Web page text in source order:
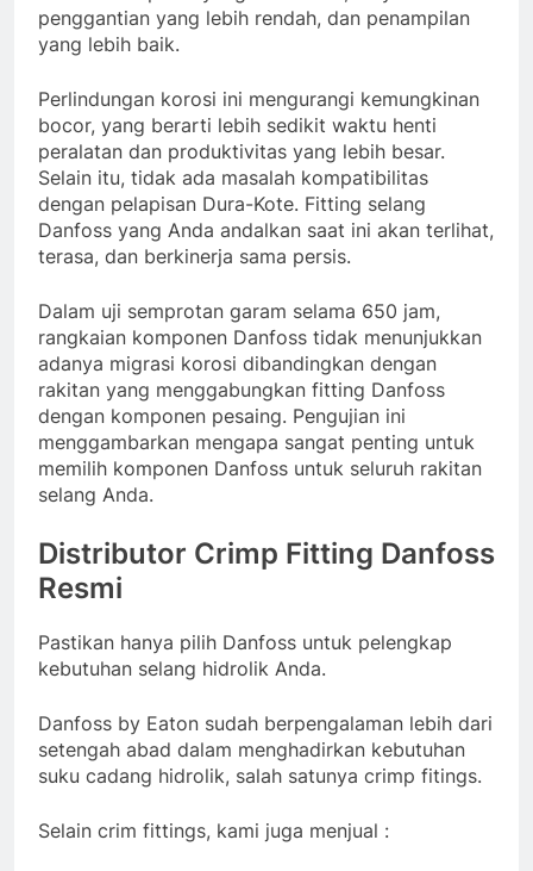
penggantian yang lebih rendah, dan penampilan
yang lebih baik.
Perlindungan korosi ini mengurangi kemungkinan
bocor, yang berarti lebih sedikit waktu henti
peralatan dan produktivitas yang lebih besar.
Selain itu, tidak ada masalah kompatibilitas
dengan pelapisan Dura-Kote. Fitting selang
Danfoss yang Anda andalkan saat ini akan terlihat,
terasa, dan berkinerja sama persis.
Dalam uji semprotan garam selama 650 jam,
rangkaian komponen Danfoss tidak menunjukkan
adanya migrasi korosi dibandingkan dengan
rakitan yang menggabungkan fitting Danfoss
dengan komponen pesaing. Pengujian ini
menggambarkan mengapa sangat penting untuk
memilih komponen Danfoss untuk seluruh rakitan
selang Anda.
Distributor Crimp Fitting Danfoss
Resmi
Pastikan hanya pilih Danfoss untuk pelengkap
kebutuhan selang hidrolik Anda.
Danfoss by Eaton sudah berpengalaman lebih dari
setengah abad dalam menghadirkan kebutuhan
suku cadang hidrolik, salah satunya crimp fitings.
Selain crim fittings, kami juga menjual :